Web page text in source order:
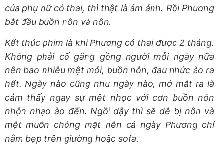
của phụ nữ có thai, thì thật là ám ảnh. Rồi Phương
bắt đầu buồn nôn và nôn.
Kết thúc phim là khi Phương có thai được 2 tháng.
Không phải cố gắng gồng người mỗi ngày nữa
nên bao nhiêu mệt mỏi, buồn nôn, đau nhức ào ra
hết. Ngày nào cũng như ngày nào, mở mắt ra là
cảm thấy ngay sự mệt nhọc với cơn buồn nôn
nhộn nhạo ào đến. Ngồi dậy thì sẽ dễ bị nôn và
mệt muốn chóng mặt nên cả ngày Phương chỉ
nằm bẹp trên giường hoặc sofa.